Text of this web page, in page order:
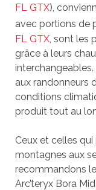
FL GTX),
avec portions de
FL GTX, sont les
grâce à leurs
aux randonneurs
conditions
produit tout au
Ceux et celles
montagnes aux
recommandons
Arc’teryx Bora